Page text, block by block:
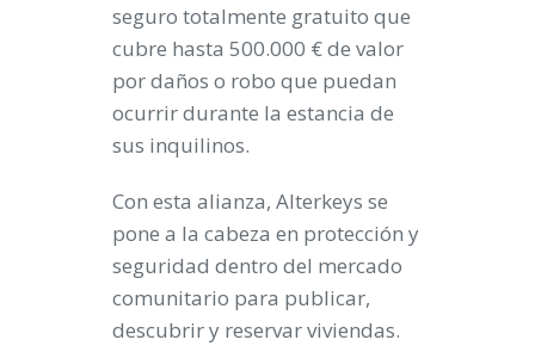
seguro totalmente gratuito que
cubre hasta 500.000 € de valor
por daños o robo que puedan
ocurrir durante la estancia de
sus inquilinos.
Con esta alianza, Alterkeys se
pone a la cabeza en protección y
seguridad dentro del mercado
comunitario para publicar,
descubrir y reservar viviendas.